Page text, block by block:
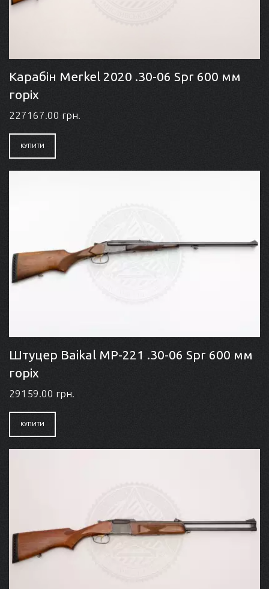
Карабін Merkel 2020 .30-06 Spr 600 мм
горіх
227167.00 грн.
КУПИТИ
Штуцер Baikal МР-221 .30-06 Spr 600 мм
горіх
29159.00 грн.
КУПИТИ